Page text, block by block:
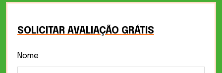
SOLICITAR AVALIAÇÃO GRÁTIS
Nome